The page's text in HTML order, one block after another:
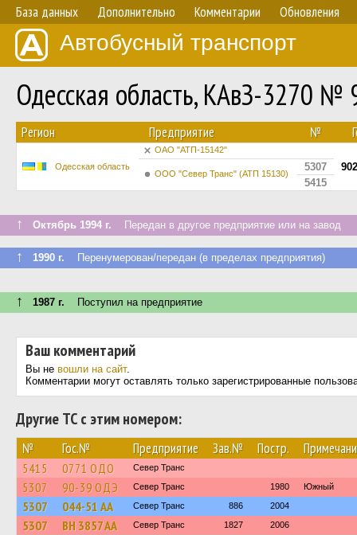
База данных Дополнительно Комментарии Обновления
Автобусный транспорт
Одесская область, КАвЗ-3270
Регион Предприятие №
Одесская область
ОАО "АТП-15142"
ООО "Север Транс" (АТП 15130)
5307
5415
↑ Октябрь 1994 г. Передан в другое предприятие или на завод
↑ 1990 г. Перенумерован/передан (в пределах предприятия)
↑ 1987 г. Поступил на предприятие
Ваш комментарий
Вы не вошли на сайт.
Комментарии могут оставлять только зарегистрированные
Другие ТС с этим номером:
№ Гос.№ Предприятие Зав.№ Постр.
5415 0771 ОДО Север Транс
5307 90-39 ОДЭ Север Транс 1980 Южный
5307 044-51 АА Север Транс 886 2004
5307 BH 3857 AA Север Транс 1827 2006